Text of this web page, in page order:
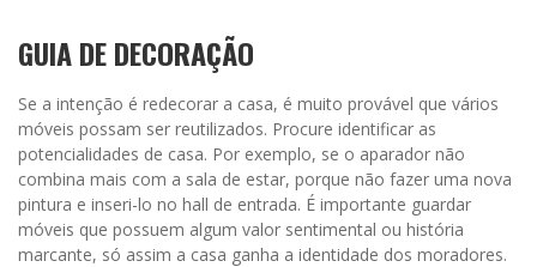
GUIA DE DECORAÇÃO
Se a intenção é redecorar a casa, é muito provável que vários
móveis possam ser reutilizados. Procure identificar as
potencialidades de casa. Por exemplo, se o aparador não
combina mais com a sala de estar, porque não fazer uma nova
pintura e inseri-lo no hall de entrada. É importante guardar
móveis que possuem algum valor sentimental ou história
marcante, só assim a casa ganha a identidade dos moradores.